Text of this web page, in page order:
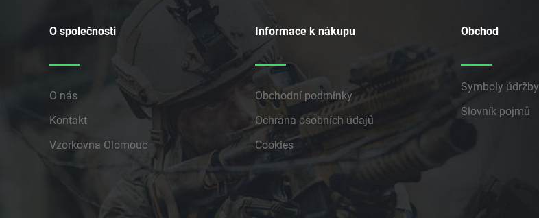
O společnosti
O nás
Kontakt
Vzorkovna Olomouc
Informace k nákupu
Obchodní podmínky
Ochrana osobních údajů
Cookies
Obchod
Symboly údržby
Slovník pojmů